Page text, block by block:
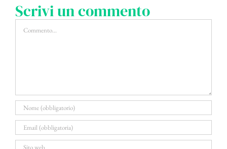
Scrivi un commento
Commento